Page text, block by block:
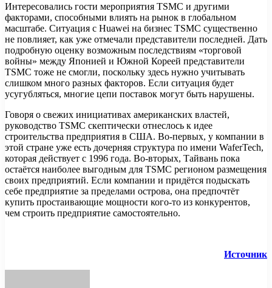
Интересовались гости мероприятия TSMC и другими
факторами, способными влиять на рынок в глобальном
масштабе. Ситуация с Huawei на бизнес TSMC существенно
не повлияет, как уже отмечали представители последней. Дать
подробную оценку возможным последствиям «торговой
войны» между Японией и Южной Кореей представители
TSMC тоже не смогли, поскольку здесь нужно учитывать
слишком много разных факторов. Если ситуация будет
усугубляться, многие цепи поставок могут быть нарушены.
Говоря о свежих инициативах американских властей,
руководство TSMC скептически отнеслось к идее
строительства предприятия в США. Во-первых, у компании в
этой стране уже есть дочерняя структура по имени WaferTech,
которая действует с 1996 года. Во-вторых, Тайвань пока
остаётся наиболее выгодным для TSMC регионом размещения
своих предприятий. Если компании и придётся подыскать
себе предприятие за пределами острова, она предпочтёт
купить простаивающие мощности кого-то из конкурентов,
чем строить предприятие самостоятельно.
Источник